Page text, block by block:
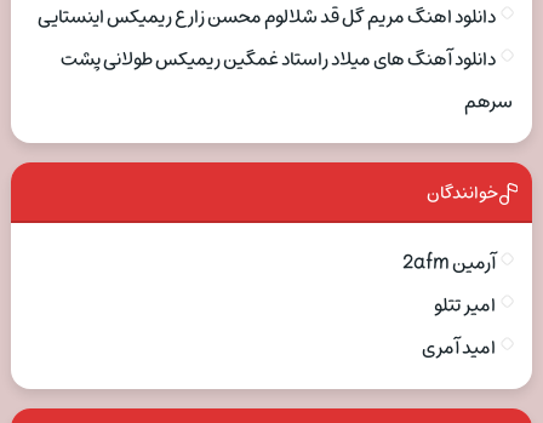
دانلود اهنگ مریم گل قد شلالوم محسن زارع ریمیکس اینستایی
دانلود آهنگ های میلاد راستاد غمگین ریمیکس طولانی پشت
سرهم
خوانندگان
آرمین 2afm
امیر تتلو
امید آمری